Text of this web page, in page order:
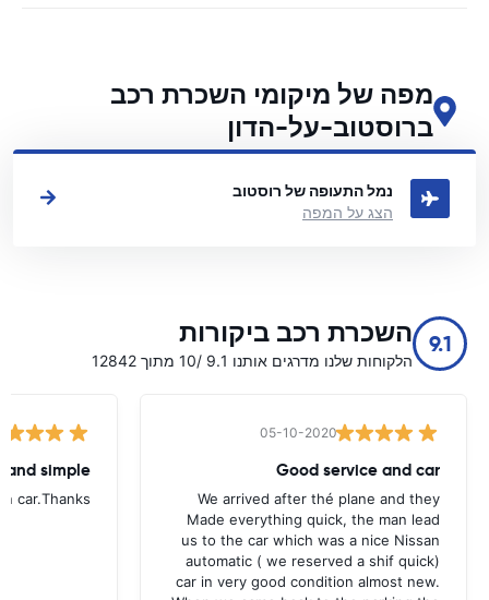
מפה של מיקומי השכרת רכב
ברוסטוב-על-הדון
ראה את מיקומי השכרת הרכב העיקריים שלנו ברוסטוב-על-הדון
נמל התעופה של רוסטוב
הצג על המפה
9.1 השכרת רכב ביקורות
הלקוחות שלנו מדרגים אותנו 9.1 /10 מתוך 12842
05-10-2020
Good service and car
We arrived after thé plane and they
Made everything quick, the man lead
us to the car which was a nice Nissan
automatic ( we reserved a shif quick)
car in very good condition almost new.
and simple
car.Thanks